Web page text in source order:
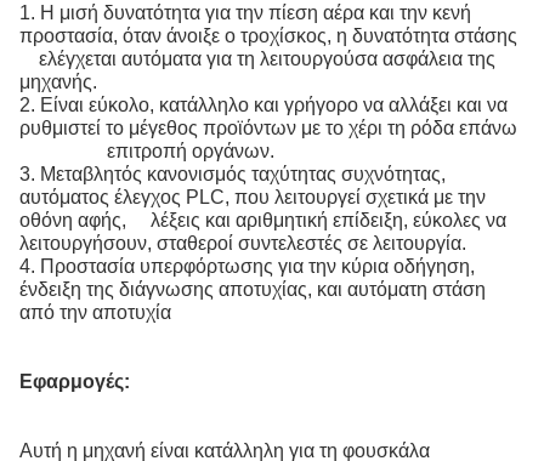
1. Η μισή δυνατότητα για την πίεση αέρα και την κενή
προστασία, όταν άνοιξε ο τροχίσκος, η δυνατότητα στάσης
ελέγχεται αυτόματα για τη λειτουργούσα ασφάλεια της
μηχανής.
2. Είναι εύκολο, κατάλληλο και γρήγορο να αλλάξει και να
ρυθμιστεί το μέγεθος προϊόντων με το χέρι τη ρόδα επάνω
επιτροπή οργάνων.
3. Μεταβλητός κανονισμός ταχύτητας συχνότητας,
αυτόματος έλεγχος PLC, που λειτουργεί σχετικά με την
οθόνη αφής, λέξεις και αριθμητική επίδειξη, εύκολες να
λειτουργήσουν, σταθεροί συντελεστές σε λειτουργία.
4. Προστασία υπερφόρτωσης για την κύρια οδήγηση,
ένδειξη της διάγνωσης αποτυχίας, και αυτόματη στάση
από την αποτυχία
Εφαρμογές:
Αυτή η μηχανή είναι κατάλληλη για τη φουσκάλα